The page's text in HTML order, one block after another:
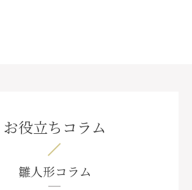
お役立ちコラム
雛人形コラム